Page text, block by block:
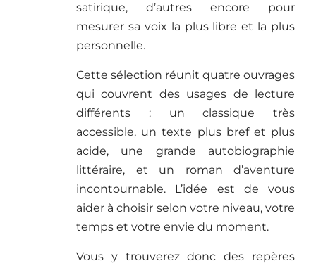
satirique, d’autres encore pour
mesurer sa voix la plus libre et la plus
personnelle.
Cette sélection réunit quatre ouvrages
qui couvrent des usages de lecture
différents : un classique très
accessible, un texte plus bref et plus
acide, une grande autobiographie
littéraire, et un roman d’aventure
incontournable. L’idée est de vous
aider à choisir selon votre niveau, votre
temps et votre envie du moment.
Vous y trouverez donc des repères